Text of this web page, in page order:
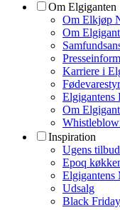
Om Elgiganten
Om Elkjøp
Om
Karriere i
Elgigantens
Om
Inspiration
Ugens
Epoq
Elgigantens
Udsalg
Black